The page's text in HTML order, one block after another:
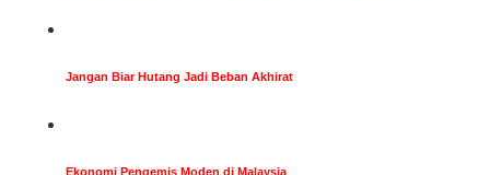
Jangan Biar Hutang Jadi Beban Akhirat
Ekonomi Pengemis Moden di Malaysia